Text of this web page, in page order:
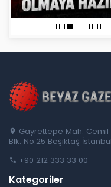
Gayrettepe Mah. Cemil
Blk. No:25 Beşiktaş İstanbul
+90 212 333 33 00
Kategoriler